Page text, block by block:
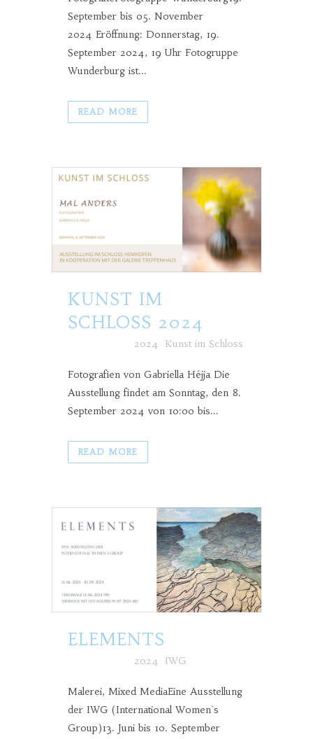
September bis 05. November
2024 Eröffnung: Donnerstag, 19.
September 2024, 19 Uhr Fotogruppe
Wunderburg ist...
READ MORE
KUNST IM
SCHLOSS 2024
2024 Kunst im Schloss
Fotografien von Gabriella Héjja Die
Ausstellung findet am Sonntag, den 8.
September 2024 von 10:00 bis...
READ MORE
ELEMENTS
2024 IWG
Malerei, Mixed MediaEine Ausstellung
der IWG (International Women`s
Group)13. Juni bis 10. September